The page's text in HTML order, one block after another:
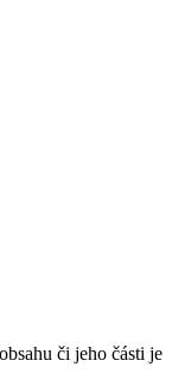
či jeho části je